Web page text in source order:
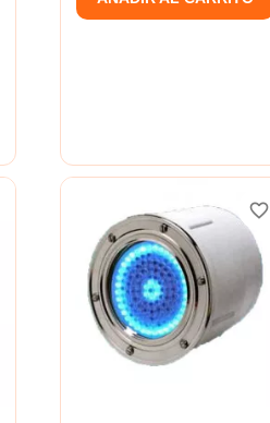
favorite_border
favorite_border